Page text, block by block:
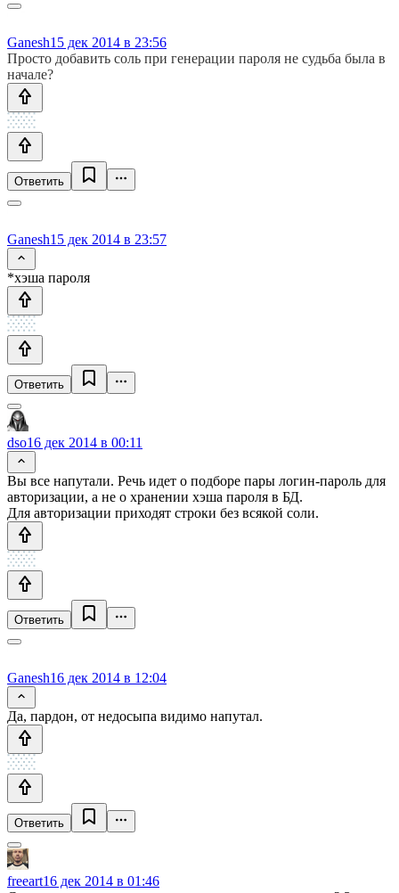
Ganesh15 дек 2014 в 23:56
Просто добавить соль при генерации пароля не судьба была в
начале?
Ответить
Ganesh15 дек 2014 в 23:57
*хэша пароля
Ответить
dso16 дек 2014 в 00:11
Вы все напутали. Речь идет о подборе пары логин-пароль для
авторизации, а не о хранении хэша пароля в БД.
Для авторизации приходят строки без всякой соли.
Ответить
Ganesh16 дек 2014 в 12:04
Да, пардон, от недосыпа видимо напутал.
Ответить
freeart16 дек 2014 в 01:46